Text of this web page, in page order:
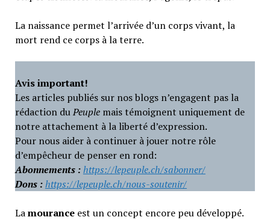
La naissance permet l’arrivée d’un corps vivant, la
mort rend ce corps à la terre.
Avis important!
Les articles publiés sur nos blogs n’engagent pas la
rédaction duPeuplemais témoignent uniquement de
notre attachement à la liberté d’expression.
Pour nous aider à continuer à jouer notre rôle
d’empêcheur de penser en rond:
Abonnements :https://lepeuple.ch/sabonner/
Dons :https://lepeuple.ch/nous-soutenir/
Lamouranceest un concept encore peu développé.